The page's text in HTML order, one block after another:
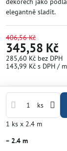
elegantně sladit.
406,56 Kč
345,58 Kč
285,60 Kč bez DPH
143,99 Kč s DPH / m
ks
1 ks x 2.4 m
= 2.4 m